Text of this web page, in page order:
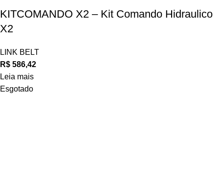
KITCOMANDO X2 – Kit Comando Hidraulico
X2
LINK BELT
R$ 586,42
Leia mais
Esgotado